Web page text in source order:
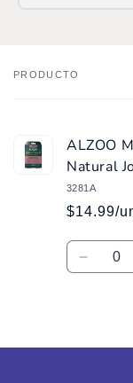
Tu
PRODUCTO
ALZOO
Natural
3281A
$14.99/
Cantidad
Reducir